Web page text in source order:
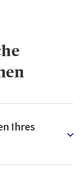
Ihres